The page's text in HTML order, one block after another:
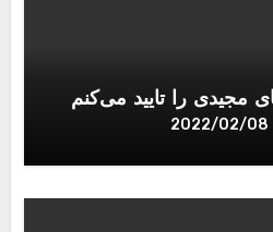
را تایید می‌کنم
2022/02/08